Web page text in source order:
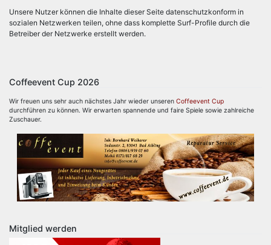
Unsere Nutzer können die Inhalte dieser Seite datenschutzkonform in
sozialen Netzwerken teilen, ohne dass komplette Surf-Profile durch die
Betreiber der Netzwerke erstellt werden.
Coffeevent Cup 2026
Wir freuen uns sehr auch nächstes Jahr wieder unseren Coffeevent Cup
durchführen zu können. Wir erwarten spannende und faire Spiele sowie zahlreiche
Zuschauer.
Mitglied werden